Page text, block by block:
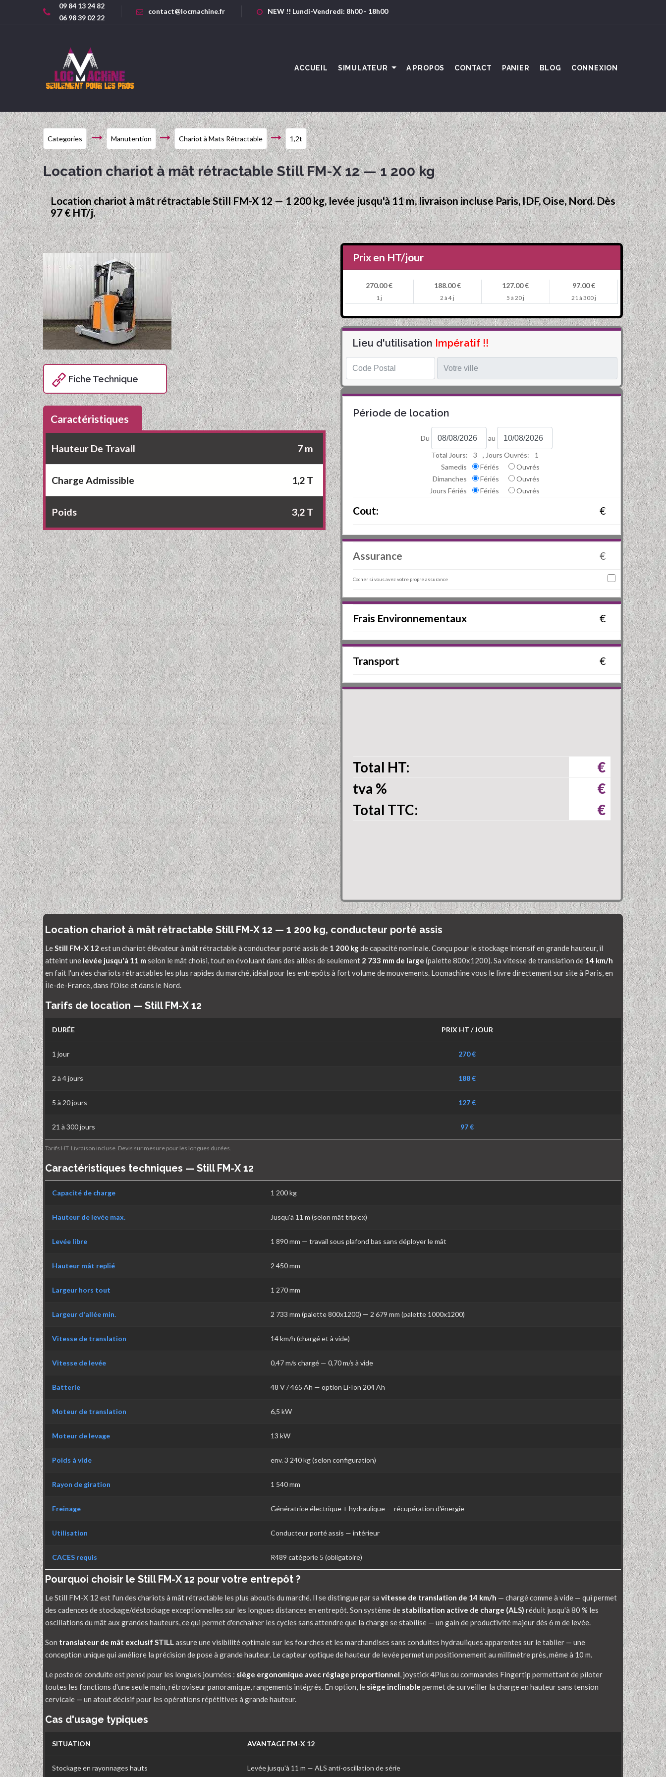
09 84 13 24 82
06 98 39 02 22
contact@locmachine.fr NEW !! Lundi-Vendredi: 8h00 - 18h00
ACCUEIL SIMULATEUR A PROPOS CONTACT PANIER BLOG CONNEXION
Categories Manutention Chariot à Mats Rétractable 1,2t
Location chariot à mât rétractable Still FM-X 12 — 1 200 kg
Location chariot à mât rétractable Still FM-X 12 — 1 200 kg, levée jusqu'à 11 m, livraison incluse Paris, IDF, Oise, Nord. Dès
97 € HT/j.
Fiche Technique
Caractéristiques
Hauteur De Travail 7 m
Charge Admissible 1,2 T
Poids 3,2 T
Prix en HT/jour
270.00 €
1 j
188.00 €
2 à 4 j
127.00 €
5 à 20 j
97.00 €
21 à 300 j
Lieu d'utilisation Impératif !!
Période de location
Du au
Total Jours: 3 , Jours Ouvrés:
1
Samedis
Fériés
Ouvrés
Dimanches
Fériés
Ouvrés
Jours Fériés
Fériés Ouvrés
Cout: €
Assurance €
Cocher si vous avez votre propre assurance
Frais Environnementaux €
Transport €
Total HT:
€
tva %
€
Total TTC:
€
Location chariot à mât rétractable Still FM-X 12 — 1 200 kg, conducteur porté assis
LeStill FM-X 12 est un chariot élévateur à mât rétractable à conducteur porté assis de 1 200 kgde capacité nominale. Conçu pour le stockage intensif en grande hauteur, il
atteint une levée jusqu'à 11 m selon le mât choisi, tout en évoluant dans des allées de seulement 2 733 mm de large (palette 800x1200). Sa vitesse de translation de 14 km/h
en fait l'un des chariots rétractables les plus rapides du marché, idéal pour les entrepôts à fort volume de mouvements. Locmachine vous le livre directement sur site à Paris, en
Île-de-France, dans l'Oise et dans le Nord.
Tarifs de location — Still FM-X 12
DURÉE PRIX HT / JOUR
1 jour 270 €
2 à 4 jours 188 €
5 à 20 jours 127 €
21 à 300 jours 97 €
Tarifs HT. Livraison incluse. Devis sur mesure pour les longues durées.
Caractéristiques techniques — Still FM-X 12
Capacité de charge 1 200 kg
Hauteur de levée max. Jusqu'à 11 m (selon mât triplex)
Levée libre 1 890 mm — travail sous plafond bas sans déployer le mât
Hauteur mât replié 2 450 mm
Largeur hors tout 1 270 mm
Largeur d'allée min. 2 733 mm (palette 800x1200) — 2 679 mm (palette 1000x1200)
Vitesse de translation 14 km/h (chargé et à vide)
Vitesse de levée 0,47 m/s chargé — 0,70 m/s à vide
Batterie 48 V / 465 Ah — option Li-Ion 204 Ah
Moteur de translation 6,5 kW
Moteur de levage 13 kW
Poids à vide env. 3 240 kg (selon configuration)
Rayon de giration 1 540 mm
Freinage Génératrice électrique + hydraulique — récupération d'énergie
Utilisation Conducteur porté assis — intérieur
CACES requis R489 catégorie 5 (obligatoire)
Pourquoi choisir le Still FM-X 12 pour votre entrepôt ?
Le Still FM-X 12 est l'un des chariots à mât rétractable les plus aboutis du marché. Il se distingue par sa vitesse de translation de 14 km/h — chargé comme à vide — qui permet
des cadences de stockage/déstockage exceptionnelles sur les longues distances en entrepôt. Son système de stabilisation active de charge (ALS) réduit jusqu'à 80 % les
oscillations du mât aux grandes hauteurs, ce qui permet d'enchaîner les cycles sans attendre que la charge se stabilise — un gain de productivité majeur dès 6 m de levée.
Son translateur de mât exclusif STILLassure une visibilité optimale sur les fourches et les marchandises sans conduites hydrauliques apparentes sur le tablier — une
conception unique qui améliore la précision de pose à grande hauteur. Le capteur optique de hauteur de levée permet un positionnement au millimètre près, même à 10 m.
Le poste de conduite est pensé pour les longues journées : siège ergonomique avec réglage proportionnel, joystick 4Plus ou commandes Fingertip permettant de piloter
toutes les fonctions d'une seule main, rétroviseur panoramique, rangements intégrés. En option, le siège inclinable permet de surveiller la charge en hauteur sans tension
cervicale — un atout décisif pour les opérations répétitives à grande hauteur.
Cas d'usage typiques
SITUATION AVANTAGE FM-X 12
Stockage en rayonnages hauts Levée jusqu'à 11 m — ALS anti-oscillation de série